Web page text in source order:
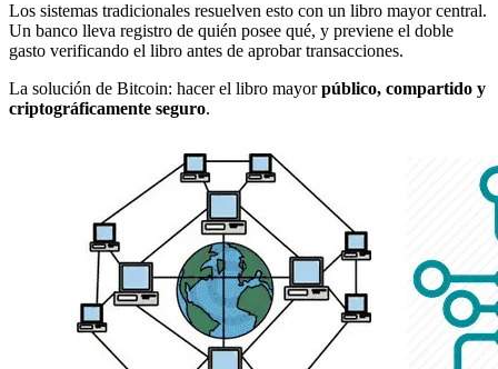
Los sistemas tradicionales resuelven esto con un libro mayor central.
Un banco lleva registro de quién posee qué, y previene el doble
gasto verificando el libro antes de aprobar transacciones.
La solución de Bitcoin: hacer el libro mayorpúblico, compartido y
criptográficamente seguro.